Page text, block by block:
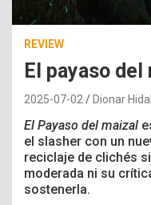
REVIEW
El payaso
2025-07-02 Dionar
El Payaso del maizal
el slasher con un
reciclaje de clichés
moderada ni su
sostenerla.